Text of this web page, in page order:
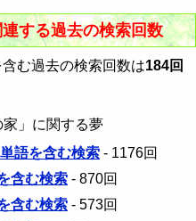
する過去の検索回数
む過去の検索回数は184回
」に関する夢
語を含む検索 - 1176回
含む検索 - 870回
含む検索 - 573回